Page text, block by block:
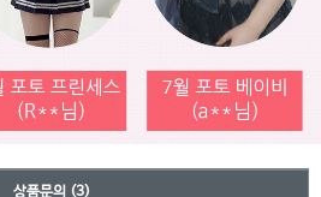
상품문의 (3)